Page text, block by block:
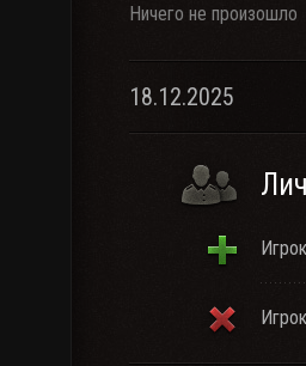
Ничего не произошло
18.12.2025
Игрок
Игрок